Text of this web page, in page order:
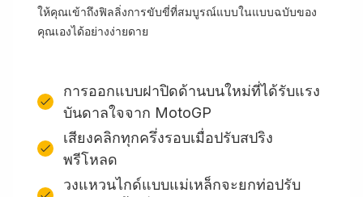
ให้คุณเข้าถึงฟิลลิ่งการขับขี่ที่สมบูรณ์แบบในแบบฉบับของ
คุณเองได้อย่างง่ายดาย
การออกแบบฝาปิดด้านบนใหม่ที่ได้รับแรง
บันดาลใจจาก MotoGP
เสียงคลิกทุกครึ่งรอบเมื่อปรับสปริง
พรีโหลด
วงแหวนไกด์แบบแม่เหล็กจะยกท่อปรับ